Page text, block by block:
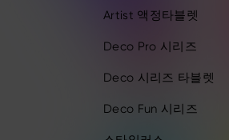
Artist 액정타블렛
Deco Pro 시리즈
Deco 시리즈 타블렛
Deco Fun 시리즈